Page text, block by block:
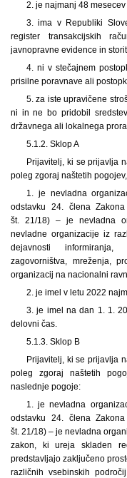
2. je najmanj 48
3. ima v Republiki
register transakcijskih
javnopravne evidence in
4. ni v stečajnem
prisilne poravnave ali
5. za iste upravičene
ni in ne bo pridobil
državnega ali lokalnega
5.1.2. Sklop A
Prijavitelj, ki se prijavlja
poleg zgoraj naštetih
1. je nevladna
odstavku 24. člena
št. 21/18) – je nevladna
nevladne organizacije iz
dejavnosti informiranja,
zagovorništva, mreženja,
organizacij na nacionalni
2. je imel v letu 2022
3. je imel na dan 1. 1.
delovni čas.
5.1.3. Sklop B
Prijavitelj, ki se prijavlja
poleg zgoraj naštetih
naslednje pogoje:
1. je nevladna
odstavku 24. člena
št. 21/18) – je nevladna
zakon, ki ureja skladen
predstavljajo zaključeno
različnih vsebinskih